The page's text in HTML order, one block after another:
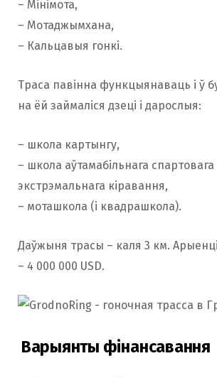
– Мінімота,
– Мотаджымхана,
– Кальцавыя гонкі.
Траса павінна функцыянаваць і ў
на ёй займаліся дзеці і дарослыя:
– школа картынгу,
– школа аўтамабільнага спартовага
экстрэмальнага кіравання,
– моташкола (і квадрашкола).
Даўжыня трасы – каля 3 км.
– 4 000 000 USD.
Варыянты фінансавання